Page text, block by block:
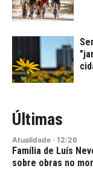
Últimas
Atualidade · 12:26
Família de Luís
sobre obras no